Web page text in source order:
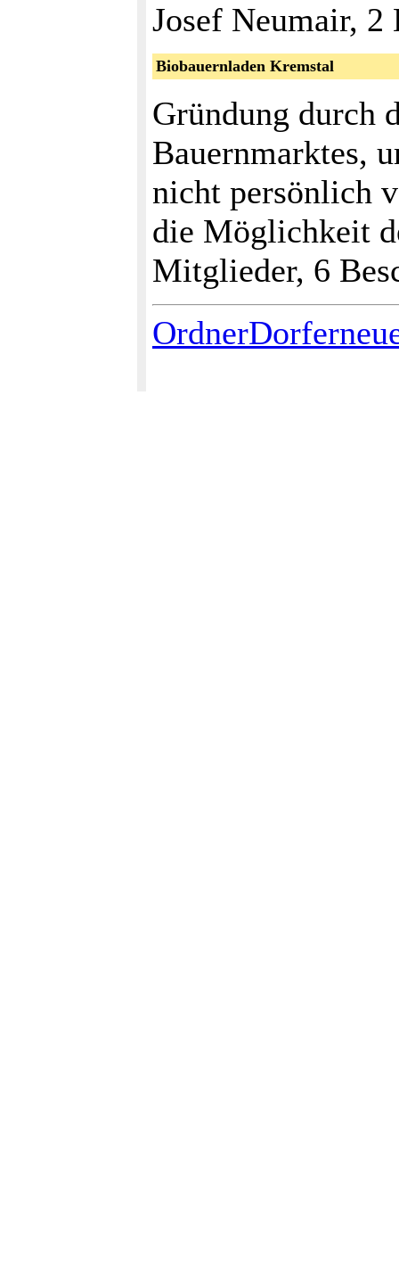
Josef Neumair, 2
Biobauernladen Kremstal
Gründung durch
Bauernmarktes,
nicht persönlich
die Möglichkeit
Mitglieder, 6